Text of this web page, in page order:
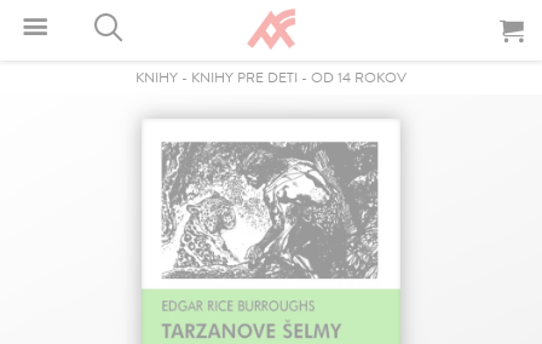
KNIHY - KNIHY PRE DETI - OD 14 ROKOV